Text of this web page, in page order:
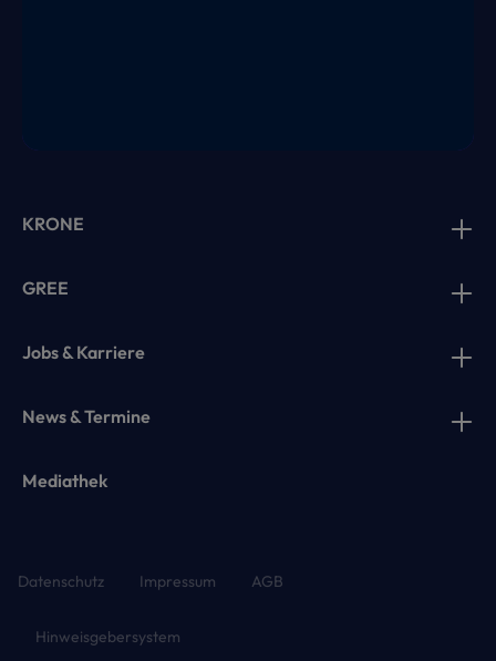
KRONE
GREE
Jobs & Karriere
News & Termine
Mediathek
Datenschutz Impressum AGB
Hinweisgebersystem